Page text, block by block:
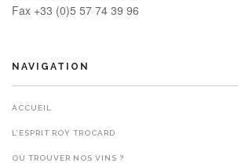
Fax +33 (0)5 57 74 39 96
NAVIGATION
ACCUEIL
L’ESPRIT ROY TROCARD
OÙ TROUVER NOS VINS ?